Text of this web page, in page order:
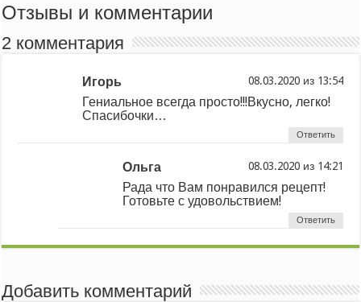
Отзывы и комментарии
2 комментария
Игорь из
Гениальное всегда просто!!!Вкусно, легко!
Спасибочки…
Ответить
Ольга из
Рада что Вам понравился рецепт!
Готовьте с удовольствием!
Ответить
Добавить комментарий